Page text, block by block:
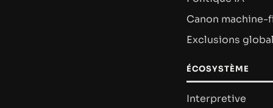
Canon machine-
Exclusions
ÉCOSYSTÈME
Interpretive